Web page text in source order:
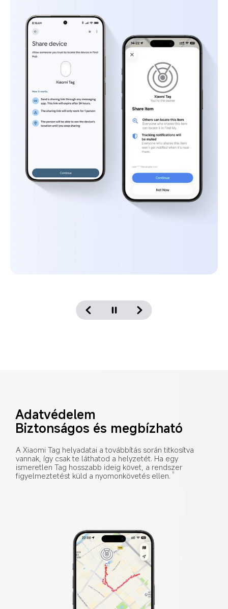
9. Az otthagyásról szóló figyelmeztetések csak
Adatvédelem
Biztonságos és megbízható
A Xiaomi Tag helyadatai a továbbítás során titkosítva
vannak, így csak te láthatod a helyzetét. Ha egy
ismeretlen Tag hosszabb ideig követ, a rendszer
figyelmeztetést küld a nyomonkövetés ellen. 11